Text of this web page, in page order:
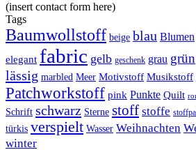
(insert contact form here)
Tags
Baumwollstoff beige blau Blumen
elegant fabric gelb geschenk grau grün
lässig marbled Meer Motivstoff Musikstoff
Patchworkstoff pink Punkte Quilt
Schrift schwarz Sterne stoff stoffe
türkis verspielt Wasser Weihnachten
winter